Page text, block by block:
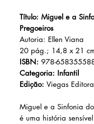
Título: Miguel e a
Pregoeiros
Autoria: Ellen Viana
20 pág.; 14,8 x 21
ISBN: 978-
Categoria: Infantil
Edição: Viegas Editora
Miguel e a Sinfonia
é uma história